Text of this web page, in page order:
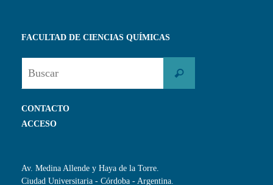
FACULTAD DE CIENCIAS QUÍMICAS
Buscar
CONTACTO
ACCESO
Av. Medina Allende y Haya de la Torre.
Ciudad Universitaria - Córdoba - Argentina.